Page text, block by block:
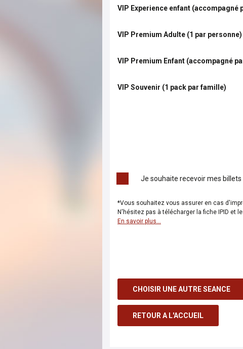
VIP Experience enfant (accompagné
VIP Premium Adulte (1 par personne)
VIP Premium Enfant (accompagné
VIP Souvenir (1 pack par famille)
Je souhaite recevoir mes
*Vous souhaitez vous assurer en cas
N'hésitez pas à télécharger la fiche IPID et
En savoir plus...